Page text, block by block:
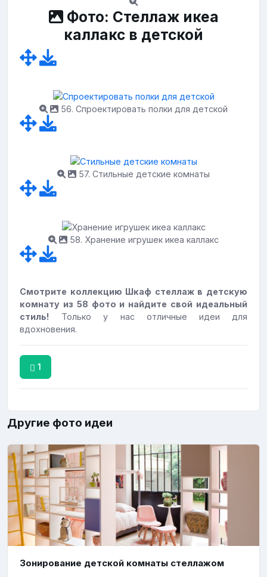
Фото: Стеллаж икеа
каллакс в детской
56. Спроектировать полки для детской
57. Стильные детские комнаты
58. Хранение игрушек икеа каллакс
Смотрите коллекцию Шкаф стеллаж в детскую
комнату из 58 фото и найдите свой идеальный
стиль!
Только у нас отличные идеи для
вдохновения.
1
Другие фото идеи
Зонирование детской комнаты стеллажом